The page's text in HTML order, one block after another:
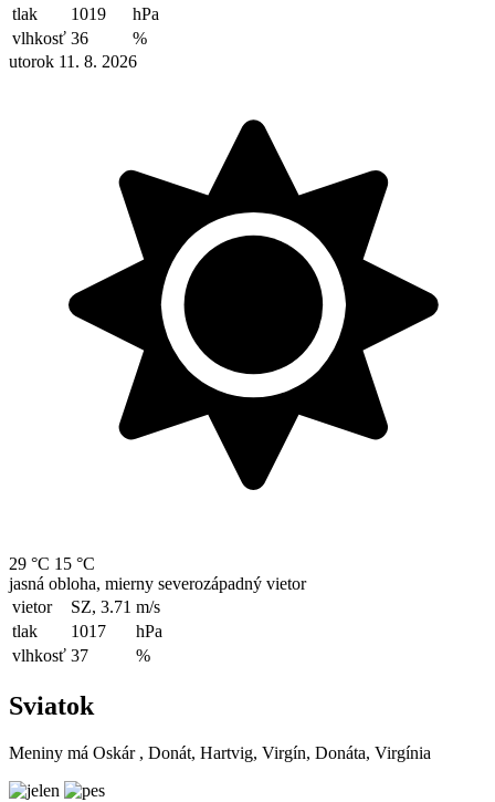
tlak
1019
hPa
vlhkosť 36
%
utorok 11. 8. 2026
29 °C 15 °C
jasná obloha, mierny severozápadný vietor
vietor
SZ, 3.71 m/s
tlak
1017
hPa
vlhkosť 37 %
Sviatok
Meniny má Oskár , Donát, Hartvig, Virgín, Donáta, Virgínia